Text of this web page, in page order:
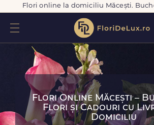
Flori online la domiciliu Măcești.
Flori Online Măcești –
Flori și Cadouri cu
Domiciliu